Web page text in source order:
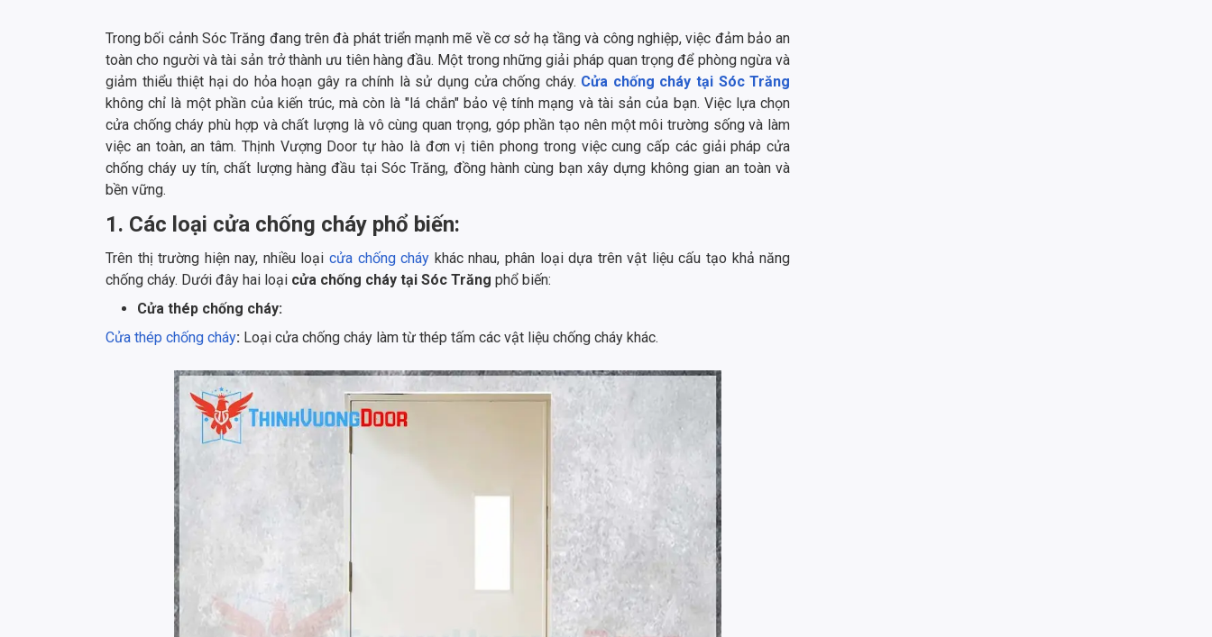
Trong bối cảnh Sóc Trăng đang trên đà phát triển mạnh mẽ về cơ sở hạ tầng và công nghiệp, việc đảm bảo an
toàn cho người và tài sản trở thành ưu tiên hàng đầu. Một trong những giải pháp quan trọng để phòng ngừa và
giảm thiểu thiệt hại do hỏa hoạn gây ra chính là sử dụng cửa chống cháy. Cửa chống cháy tại Sóc Trăng
không chỉ là một phần của kiến trúc, mà còn là "lá chắn" bảo vệ tính mạng và tài sản của bạn. Việc lựa chọn
cửa chống cháy phù hợp và chất lượng là vô cùng quan trọng, góp phần tạo nên một môi trường sống và làm
việc an toàn, an tâm. Thịnh Vượng Door tự hào là đơn vị tiên phong trong việc cung cấp các giải pháp cửa
chống cháy uy tín, chất lượng hàng đầu tại Sóc Trăng, đồng hành cùng bạn xây dựng không gian an toàn và
bền vững.
1. Các loại cửa chống cháy phổ biến:
Trên thị trường hiện nay, nhiều loạicửa chống cháy khác nhau, phân loại dựa trên vật liệu cấu tạo khả năng
chống cháy. Dưới đây hai loại cửa chống cháy tại Sóc Trăng phổ biến:
Cửa thép chống cháy:
Cửa thép chống cháy: Loại cửa chống cháy làm từ thép tấm các vật liệu chống cháy khác.